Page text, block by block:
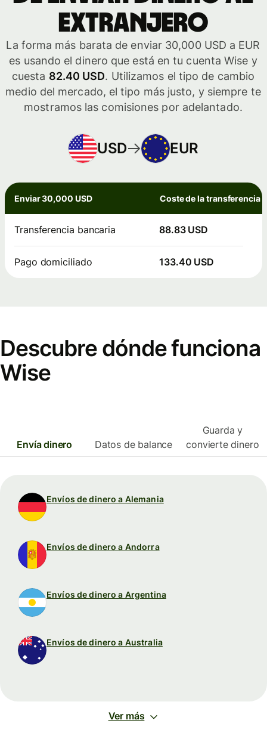
extranjero
La forma más barata de enviar 30,000 USD a EUR
es usando el dinero que está en tu cuenta Wise y
cuesta 82.40 USD. Utilizamos el tipo de cambio
medio del mercado, el tipo más justo, y siempre te
mostramos las comisiones por adelantado.
USD EUR
Enviar 30,000 USD Coste de la transferencia
Transferencia bancaria 88.83 USD
Pago domiciliado 133.40 USD
Descubre dónde funciona
Wise
Envía dinero Datos de balance
Guarda y
convierte dinero
Envíos de dinero a Alemania
Envíos de dinero a Andorra
Envíos de dinero a Argentina
Envíos de dinero a Australia
Ver más